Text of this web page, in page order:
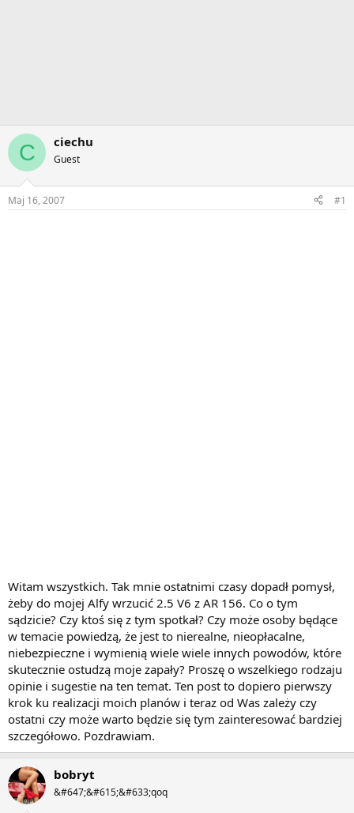
C ciechu
Guest
Maj 16, 2007 #1
Witam wszystkich. Tak mnie ostatnimi czasy dopadł pomysł,
żeby do mojej Alfy wrzucić 2.5 V6 z AR 156. Co o tym
sądzicie? Czy ktoś się z tym spotkał? Czy może osoby będące
w temacie powiedzą, że jest to nierealne, nieopłacalne,
niebezpieczne i wymienią wiele wiele innych powodów, które
skutecznie ostudzą moje zapały? Proszę o wszelkiego rodzaju
opinie i sugestie na ten temat. Ten post to dopiero pierwszy
krok ku realizacji moich planów i teraz od Was zależy czy
ostatni czy może warto będzie się tym zainteresować bardziej
szczegółowo. Pozdrawiam.
bobryt
&#647;&#615;&#633;qoq